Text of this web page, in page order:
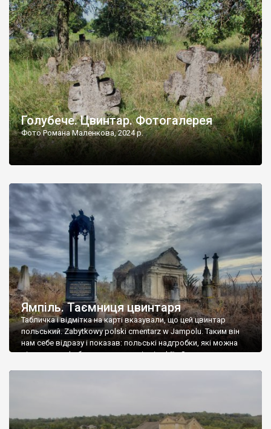
бруньками, кози ті бруньки обгризають, бо то улюблений
делікатес. На цвинтарі у Голубечому ціла колекція
різноманітних форм хрестів. Село відносно невелике, […]
Голубече. Цвинтар. Фотогалерея
Фото Романа Маленкова, 2024 р.
Ямпіль. Таємниця цвинтаря
Табличка і відмітка на карті вказували, що цей цвинтар
польський. Zabytkowy polski cmentarz w Jampolu. Таким він
нам себе відразу і показав: польські надгробки, які можна
віднести до фабричних, польські епітафії… Загалом цвинтар